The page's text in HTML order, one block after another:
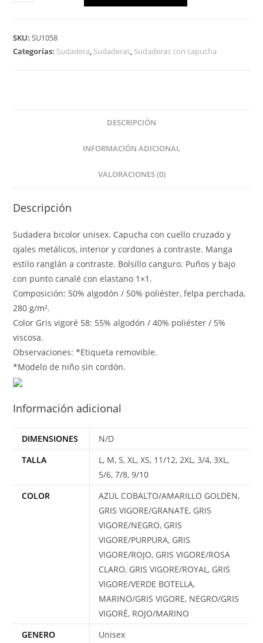
SKU:SU1058
Categorías: Sudadera, Sudaderas, Sudaderas con capucha
DESCRIPCIÓN
INFORMACIÓN ADICIONAL
VALORACIONES (0)
Descripción
Sudadera bicolor unisex. Capucha con cuello cruzado y
ojales metálicos, interior y cordones a contraste. Manga
estilo ranglán a contraste. Bolsillo canguro. Puños y bajo
con punto canalé con elastano 1×1.
Composición: 50% algodón / 50% poliéster, felpa perchada,
280 g/m².
Color Gris vigoré 58: 55% algodón / 40% poliéster / 5%
viscosa.
Observaciones: *Etiqueta removible.
*Modelo de niño sin cordón.
Información adicional
DIMENSIONES
N/D
TALLA
L, M, S, XL, XS, 11/12, 2XL, 3/4, 3XL,
5/6, 7/8, 9/10
COLOR
AZUL COBALTO/AMARILLO GOLDEN,
GRIS VIGORE/GRANATE, GRIS
VIGORE/NEGRO, GRIS
VIGORE/PURPURA, GRIS
VIGORE/ROJO, GRIS VIGORE/ROSA
CLARO, GRIS VIGORE/ROYAL, GRIS
VIGORE/VERDE BOTELLA,
MARINO/GRIS VIGORE, NEGRO/GRIS
VIGORÉ, ROJO/MARINO
GENERO
Unisex